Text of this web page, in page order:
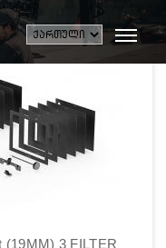
(19MM) 3 FILTER